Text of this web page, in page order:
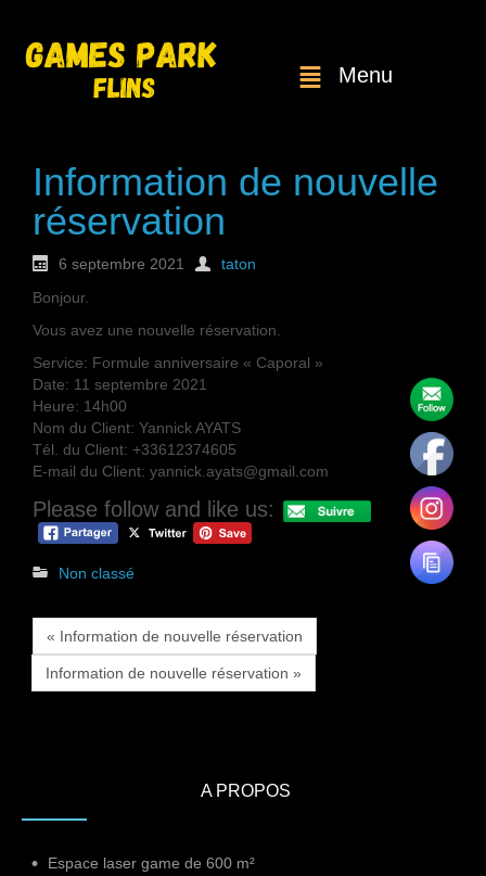
Menu
Information de nouvelle
réservation
6 septembre 2021
taton
Bonjour.
Vous avez une nouvelle réservation.
Service: Formule anniversaire « Caporal »
Date: 11 septembre 2021
Heure: 14h00
Nom du Client: Yannick AYATS
Tél. du Client: +33612374605
E-mail du Client: yannick.ayats@gmail.com
Please follow and like us:
Non classé
« Information de nouvelle réservation
Information de nouvelle réservation »
A PROPOS
Espace laser game de 600 m²